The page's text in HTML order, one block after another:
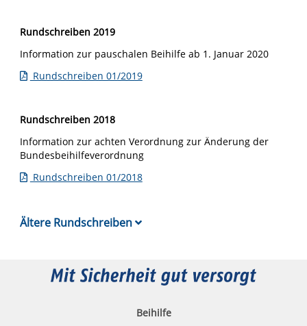
Rundschreiben 2019
Information zur pauschalen Beihilfe ab 1. Januar 2020
Rundschreiben 01/2019
Rundschreiben 2018
Information zur achten Verordnung zur Änderung der
Bundesbeihilfeverordnung
Rundschreiben 01/2018
Ältere Rundschreiben
Beihilfe